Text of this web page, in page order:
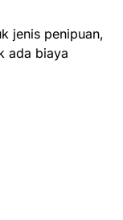
jenis penipuan,
ada biaya